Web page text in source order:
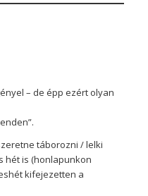
– de épp ezért olyan
táborozni / lelki
hét is (honlapunkon
kifejezetten a